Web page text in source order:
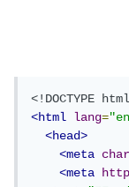
<!DOCTYPE
<html
lang=
<head>
<meta
<meta